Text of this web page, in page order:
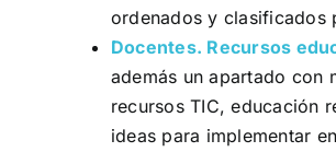
ordenados y clasificados
Docentes. Recursos
además un apartado con
recursos TIC, educación
ideas para implementar